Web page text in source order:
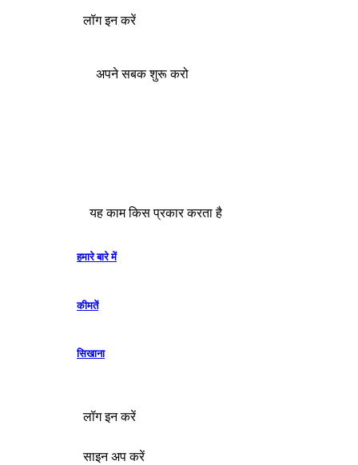
लॉग इन करें
अपने सबक शुरू करो
यह काम किस प्रकार करता है
हमारे बारे में
कीमतें
सिखाना
लॉग इन करें
साइन अप करें